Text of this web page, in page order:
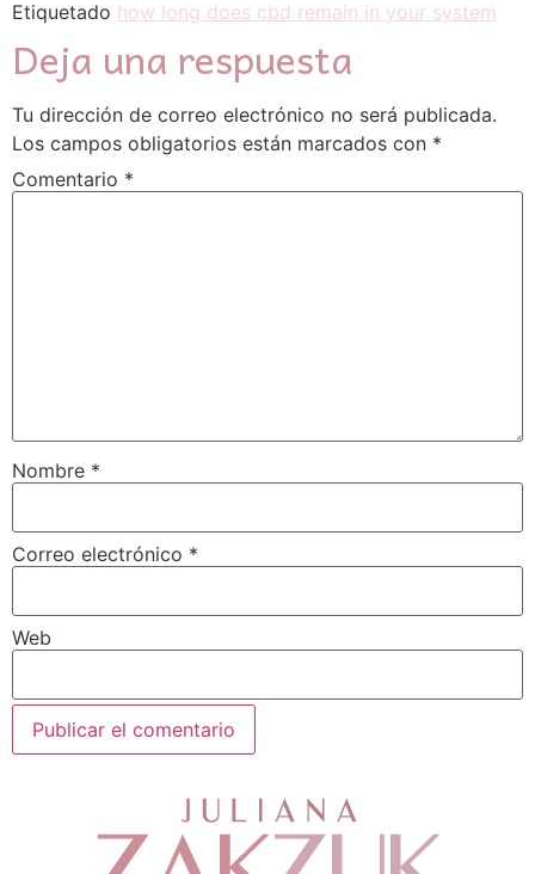
Etiquetado how long does cbd remain in your system
Deja una respuesta
Tu dirección de correo electrónico no será publicada.
Los campos obligatorios están marcados con *
Comentario *
Nombre *
Correo electrónico *
Web